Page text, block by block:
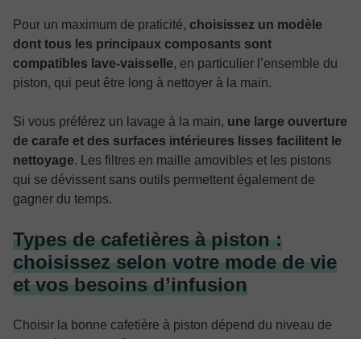
Pour un maximum de praticité, choisissez un modèle
dont tous les principaux composants sont
compatibles lave-vaisselle, en particulier l’ensemble du
piston, qui peut être long à nettoyer à la main.
Si vous préférez un lavage à la main, une large ouverture
de carafe et des surfaces intérieures lisses facilitent le
nettoyage. Les filtres en maille amovibles et les pistons
qui se dévissent sans outils permettent également de
gagner du temps.
Types de cafetières à piston :
choisissez selon votre mode de vie
et vos besoins d’infusion
Choisir la bonne cafetière à piston dépend du niveau de